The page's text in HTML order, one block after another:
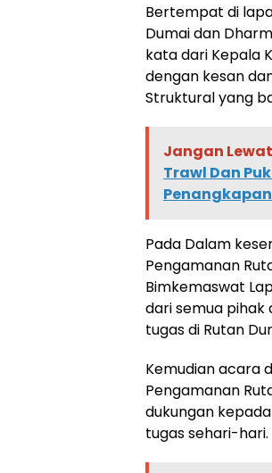
Bertempat di
Dumai dan
kata dari Kepala
dengan kesan
Struktural yang
Jangan
Trawl Dan
Pada Dalam
Pengamanan
Bimkemaswat
dari semua
tugas di Rutan
Kemudian acara
Pengamanan
dukungan
tugas sehari-hari.